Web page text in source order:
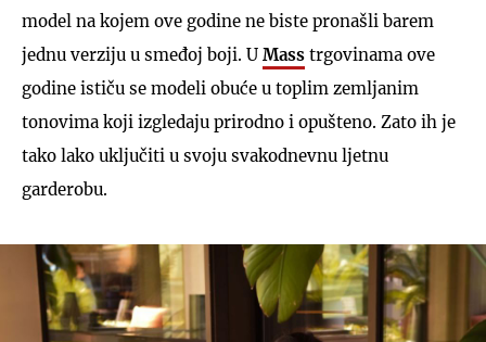
model na kojem ove godine ne biste pronašli barem
jednu verziju u smeđoj boji. U Mass trgovinama ove
godine ističu se modeli obuće u toplim zemljanim
tonovima koji izgledaju prirodno i opušteno. Zato ih je
tako lako uključiti u svoju svakodnevnu ljetnu
garderobu.